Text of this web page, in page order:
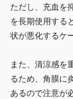
ただし、充血を
を長期使用する
状が悪化するケ
また、清涼感を
るため、角膜に
あるので注意が